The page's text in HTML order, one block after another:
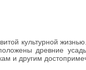
культурной
древние
и другим